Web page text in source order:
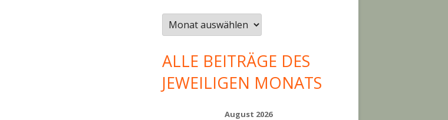
Was
gab
es
im…
ALLE BEITRÄGE DES
JEWEILIGEN MONATS
August 2026